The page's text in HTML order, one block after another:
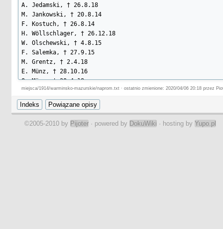
A. Jedamski, † 26.8.18
M. Jankowski, † 20.8.14
F. Kostuch, † 26.8.14
H. Wöllschlager, † 26.12.18
W. Olschewski, † 4.8.15
F. Salemka, † 27.9.15
M. Grentz, † 2.4.18
E. Münz, † 28.10.16
O. Münz, † 20.4.18
A. Weiß, † 19.10.18
R. Ehm, † 19.2.18
A. Nickel, † 13.4.18
miejsca/1914/warminsko-mazurskie/naprom.txt · ostatnio zmienione: 2020/04/06 20:18 przez
©2005-2010 by Pijoter · powered by DokuWiki · hosting by Yupo.pl